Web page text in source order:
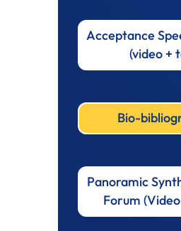
Acceptance
(video +
Bio-
Panoramic
Forum